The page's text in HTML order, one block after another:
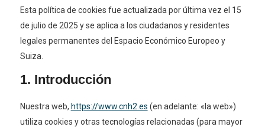
Esta política de cookies fue actualizada por última vez el 15
de julio de 2025 y se aplica a los ciudadanos y residentes
legales permanentes del Espacio Económico Europeo y
Suiza.
1. Introducción
Nuestra web, https://www.cnh2.es (en adelante: «la web»)
utiliza cookies y otras tecnologías relacionadas (para mayor